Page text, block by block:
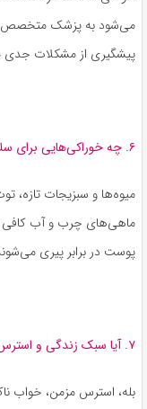
می‌شود به پزشک متخصص
پیشگیری از مشکلات
۶. چه خوراکی‌هایی برای سلامت پوست مفید هستند؟
میوه‌ها و سبزیجات تازه،
ماهی‌های چرب و آب کافی
پوست در برابر پیری
۷. آیا سبک زندگی و استرس روی سلامت پوست تأثیر دارد؟
بله، استرس مزمن، خواب